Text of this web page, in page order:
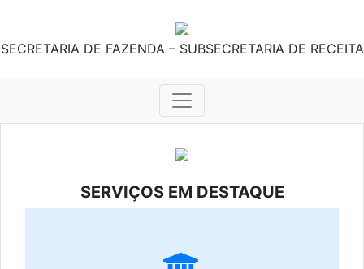
SECRETARIA DE FAZENDA – SUBSECRETARIA DE RECEITA
SERVIÇOS EM DESTAQUE